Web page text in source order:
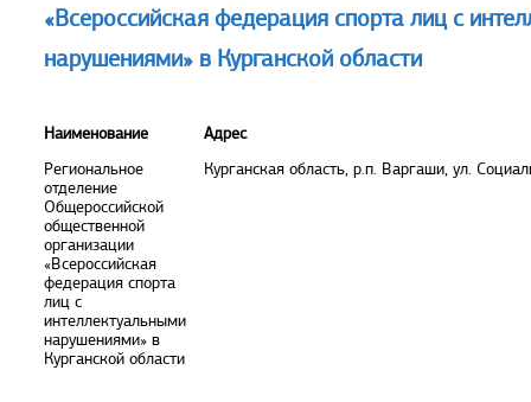
«Всероссийская федерация спорта лиц с
нарушениями» в Курганской области
Наименование
Региональное
отделение
Общероссийской
общественной
организации
«Всероссийская
федерация спорта
лиц с
интеллектуальными
нарушениями» в
Курганской области
Адрес
Курганская область, р.п. Варгаши, ул.